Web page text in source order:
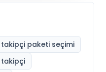
paketi seçimi